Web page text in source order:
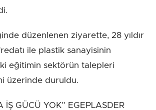
düzenlenen ziyarette, 28 yıldır
ile plastik sanayisinin
eğitimin sektörün talepleri
üzerinde duruldu.
İŞ GÜCÜ YOK” EGEPLASDER